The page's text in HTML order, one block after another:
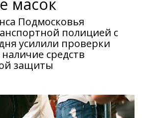
масок
Подмосковья
полицией с
усилили проверки
средств
защиты